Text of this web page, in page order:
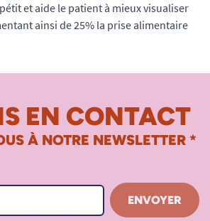
et aide le patient à mieux visualiser
ainsi de 25% la prise alimentaire
EN CONTACT
À NOTRE NEWSLETTER *